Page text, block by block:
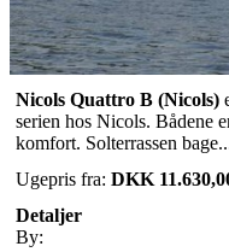
Nicols Quattro B (Nicols)
serien hos Nicols. Bådene
komfort. Solterrassen
Ugepris fra: DKK
Detaljer
By: